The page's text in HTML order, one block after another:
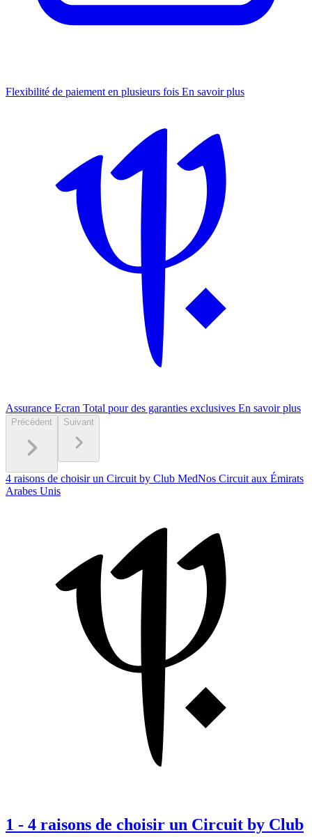
Flexibilité de paiement en plusieurs fois En savoir plus
Assurance Ecran Total pour des garanties exclusives En savoir plus
Précédent Suivant
4 raisons de choisir un Circuit by Club MedNos Circuit aux Émirats
Arabes Unis
1 - 4 raisons de choisir un Circuit by Club